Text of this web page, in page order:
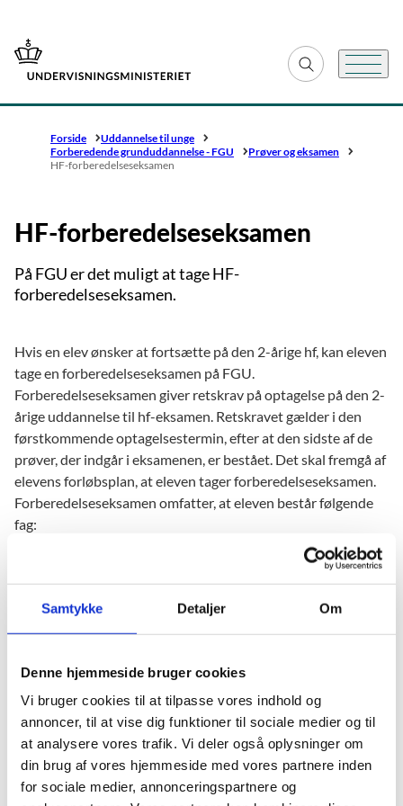
Samtykke Detaljer Om
Denne hjemmeside bruger cookies
Vi bruger cookies til at tilpasse vores indhold og
annoncer, til at vise dig funktioner til sociale medier og til
at analysere vores trafik. Vi deler også oplysninger om
din brug af vores hjemmeside med vores partnere inden
for sociale medier, annonceringspartnere og
Gå til forsiden Fold søgefelt ud
Menu
Forside
Uddannelse til unge
Forberedende grunduddannelse - FGU
Prøver og eksamen
HF-forberedelseseksamen
HF-forberedelseseksamen
På FGU er det muligt at tage HF-
forberedelseseksamen.
Hvis en elev ønsker at fortsætte på den 2-årige hf, kan eleven
tage en forberedelseseksamen på FGU.
Forberedelseseksamen giver retskrav på optagelse på den 2-
årige uddannelse til hf-eksamen. Retskravet gælder i den
førstkommende optagelsestermin, efter at den sidste af de
prøver, der indgår i eksamenen, er bestået. Det skal fremgå af
elevens forløbsplan, at eleven tager forberedelseseksamen.
Forberedelseseksamen omfatter, at eleven består følgende
fag:
Dansk niveau D eller dansk som andetsprog niveau D
Engelsk niveau D
Matematik niveau D
En elev, der ønsker at tage forberedelseseksamen til den 2-
årige hf, har mulighed for at få overført merit for allerede
beståede fag til sit bevis. Det medfører, at elevens
uddannelsesforløb på FGU udelukkende kan indeholde de
manglende fag og niveauer, der stilles krav om for at opnå
adgang til den 2-årige uddannelse til hf-eksamen. Prøverne i